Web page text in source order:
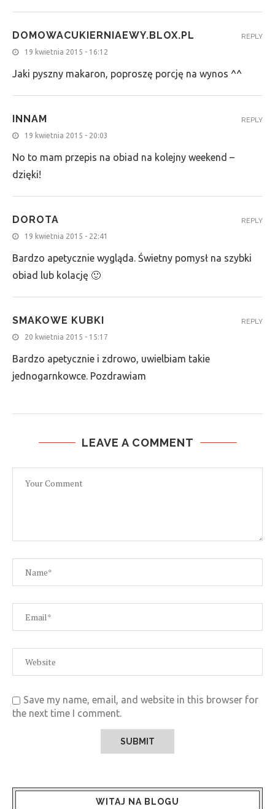
DOMOWACUKIERNIAEWY.BLOX.PL
19 kwietnia 2015 - 16:12
Jaki pyszny makaron, poproszę porcję na wynos ^^
REPLY
INNAM
19 kwietnia 2015 - 20:03
No to mam przepis na obiad na kolejny weekend –
dzięki!
REPLY
DOROTA
19 kwietnia 2015 - 22:41
Bardzo apetycznie wygląda. Świetny pomysł na szybki
obiad lub kolację 🙂
REPLY
SMAKOWE KUBKI
20 kwietnia 2015 - 15:17
Bardzo apetycznie i zdrowo, uwielbiam takie
jednogarnkowce. Pozdrawiam
REPLY
LEAVE A COMMENT
Save my name, email, and website in this browser for
the next time I comment.
WITAJ NA BLOGU